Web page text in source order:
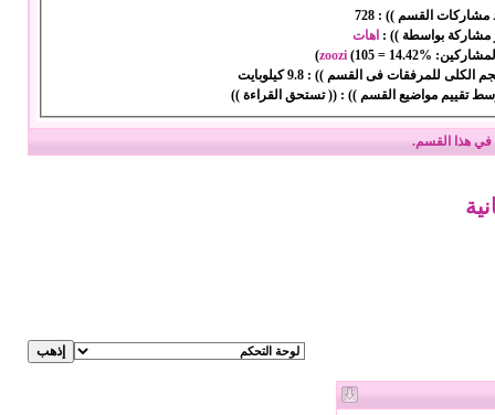
مشاركات القسم )) : 728
مشاركة بواسطة )) : اهات
zoozi (105 = 14.42%
)
الكلى للمرفقات فى القسم )) : 9.8 كيلوبايت
تقييم مواضيع القسم )) : (( تستحق القراءة ))
هذا القسم.